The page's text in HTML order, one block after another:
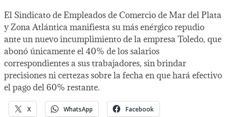
El Sindicato de Empleados de Comercio de Mar del Plata
y Zona Atlántica manifiesta su más enérgico repudio
ante un nuevo incumplimiento de la empresa Toledo, que
abonó únicamente el 40% de los salarios
correspondientes a sus trabajadores, sin brindar
precisiones ni certezas sobre la fecha en que hará efectivo
el pago del 60% restante.
X WhatsApp Facebook